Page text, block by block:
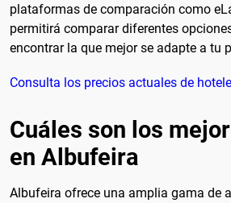
plataformas de comparación como
permitirá comparar diferentes
encontrar la que mejor se adapte a tu
Consulta los precios actuales de
Cuáles son los
en Albufeira
Albufeira ofrece una amplia gama de